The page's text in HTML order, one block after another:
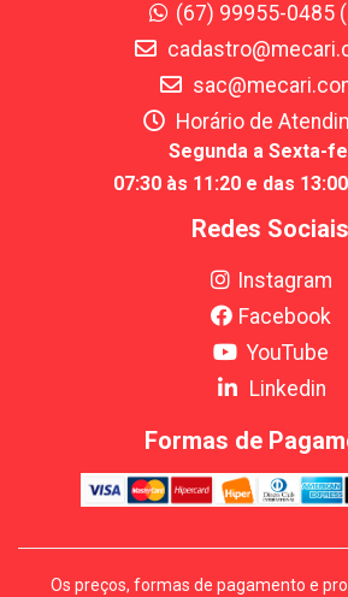
(67) 99955-0485
Horário de
Segunda a Sexta-
07:30 às 11:20 e das
Redes Sociais
Instagram
Facebook
YouTube
Linkedin
Formas de
Os preços, formas de pagamento e